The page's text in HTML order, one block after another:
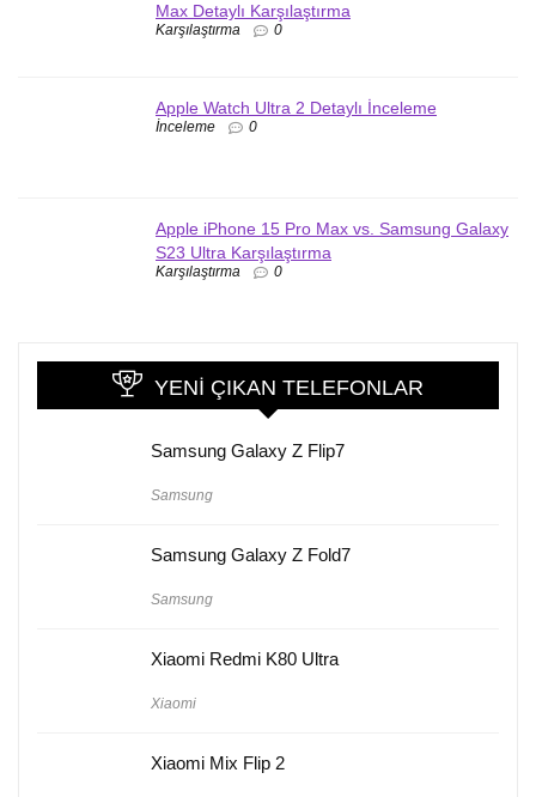
Max Detaylı Karşılaştırma
Karşılaştırma 0
Apple Watch Ultra 2 Detaylı İnceleme
İnceleme 0
Apple iPhone 15 Pro Max vs. Samsung Galaxy
S23 Ultra Karşılaştırma
Karşılaştırma 0
YENI ÇIKAN TELEFONLAR
Samsung Galaxy Z Flip7
Samsung
Samsung Galaxy Z Fold7
Samsung
Xiaomi Redmi K80 Ultra
Xiaomi
Xiaomi Mix Flip 2